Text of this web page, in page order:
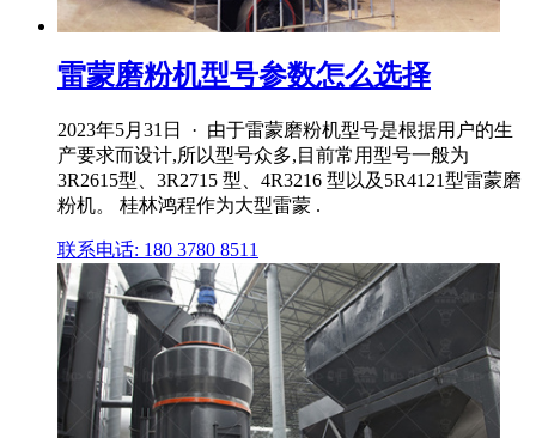
雷蒙磨粉机型号参数怎么选择
2023年5月31日 · 由于雷蒙磨粉机型号是根据用户的生
产要求而设计,所以型号众多,目前常用型号一般为
3R2615型、3R2715 型、4R3216 型以及5R4121型雷蒙磨
粉机。 桂林鸿程作为大型雷蒙 .
联系电话: 180 3780 8511